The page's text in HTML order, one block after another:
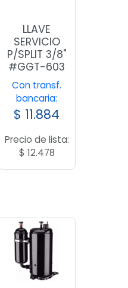
LLAVE
SERVICIO
P/SPLIT 3/8"
#GGT-603
Con transf.
bancaria:
$ 11.884
Precio de lista:
$ 12.478